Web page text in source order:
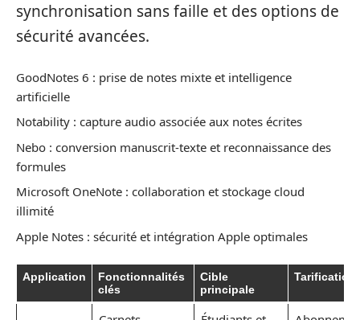
synchronisation sans faille et des options de
sécurité avancées.
GoodNotes 6 : prise de notes mixte et intelligence
artificielle
Notability : capture audio associée aux notes écrites
Nebo : conversion manuscrit-texte et reconnaissance des
formules
Microsoft OneNote : collaboration et stockage cloud
illimité
Apple Notes : sécurité et intégration Apple optimales
Application
Fonctionnalités
clés
Cible
principale
Tarification